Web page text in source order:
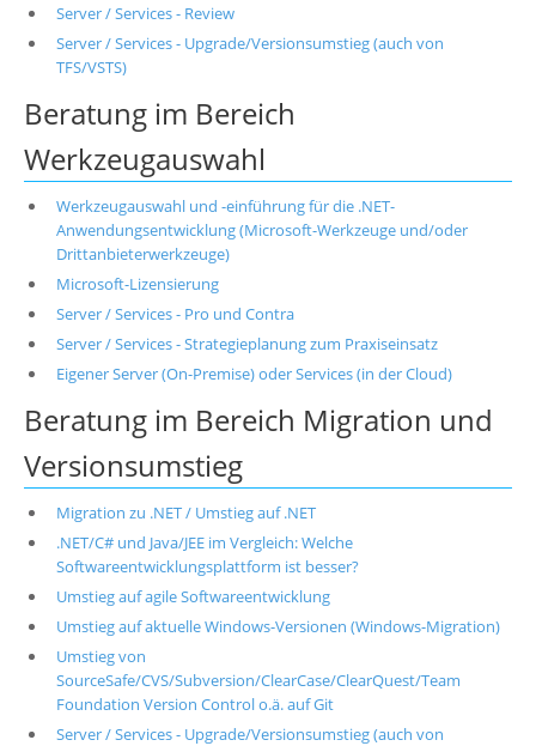
Server / Services - Review
Server / Services - Upgrade/Versionsumstieg (auch von
TFS/VSTS)
Beratung im Bereich
Werkzeugauswahl
Werkzeugauswahl und -einführung für die .NET-
Anwendungsentwicklung (Microsoft-Werkzeuge und/oder
Drittanbieterwerkzeuge)
Microsoft-Lizensierung
Server / Services - Pro und Contra
Server / Services - Strategieplanung zum Praxiseinsatz
Eigener Server (On-Premise) oder Services (in der Cloud)
Beratung im Bereich Migration und
Versionsumstieg
Migration zu .NET / Umstieg auf .NET
.NET/C# und Java/JEE im Vergleich: Welche
Softwareentwicklungsplattform ist besser?
Umstieg auf agile Softwareentwicklung
Umstieg auf aktuelle Windows-Versionen (Windows-Migration)
Umstieg von
SourceSafe/CVS/Subversion/ClearCase/ClearQuest/Team
Foundation Version Control o.ä. auf Git
Server / Services - Upgrade/Versionsumstieg (auch von